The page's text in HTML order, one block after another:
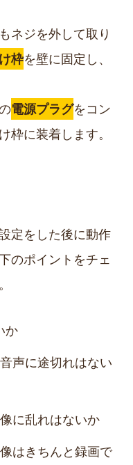
ネジを外して取り
枠を壁に固定し、
電源プラグをコン
枠に装着します。
定をした後に動作
のポイントをチェ
か
声に途切れはない
に乱れはないか
はきちんと録画で